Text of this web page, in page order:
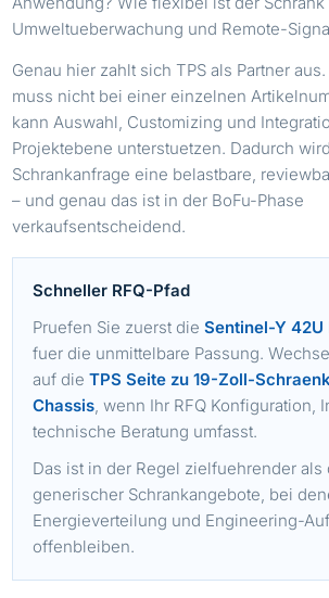
Umweltueberwachung und Remote-
Genau hier zahlt sich TPS als Partner
muss nicht bei einer einzelnen
kann Auswahl, Customizing und
Projektebene unterstuetzen. Dadurch
Schrankanfrage eine belastbare,
– und genau das ist in der BoFu-Phase
verkaufsentscheidend.
Schneller RFQ-Pfad
Pruefen Sie zuerst dieSentinel-Y
fuer die unmittelbare Passung.
auf dieTPS Seite zu 19-Zoll-
Chassis, wenn Ihr RFQ Konfiguration,
technische Beratung umfasst.
Das ist in der Regel zielfuehrender als
generischer Schrankangebote, bei
Energieverteilung und Engineering-
offenbleiben.